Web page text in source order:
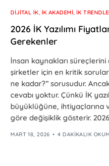
DIJITAL İK, İK AKADEMI, İK
2026 İK Yazılımı
Gerekenler
İnsan kaynakları
şirketler için en kritik
ne kadar?” sorusudur.
cevabı yoktur. Çünkü İK
büyüklüğüne, ihtiyaçlarına
göre değişiklik gösterir.
MART 18, 2026 4 DAKIKALIK